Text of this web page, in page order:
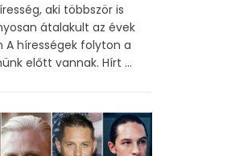
aki többször is
átalakult az évek
A hírességek folyton a
előtt vannak. Hírt ...